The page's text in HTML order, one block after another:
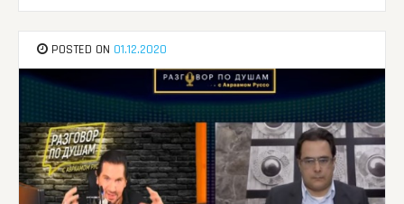
POSTED ON 01.12.2020